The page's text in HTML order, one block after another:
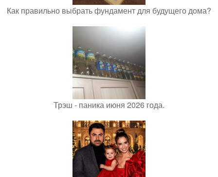
Как правильно выбрать фундамент для будущего дома?
Трэш - паника июня 2026 года.